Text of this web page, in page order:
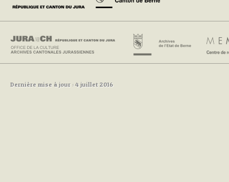
Dernière mise à jour : 4 juillet 2016